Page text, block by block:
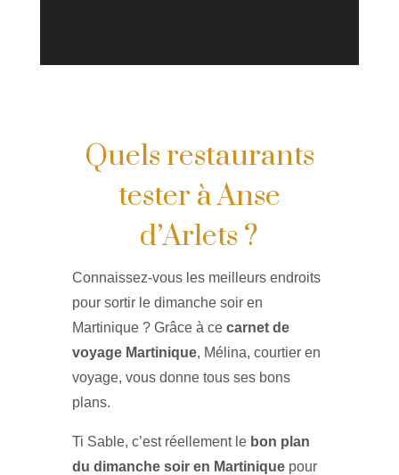
Quels restaurants
tester à Anse
d’Arlets ?
Connaissez-vous les meilleurs endroits
pour sortir le dimanche soir en
Martinique ? Grâce à ce carnet de
voyage Martinique, Mélina, courtier en
voyage, vous donne tous ses bons
plans.
Ti Sable, c’est réellement le bon plan
du dimanche soir en Martiniquepour